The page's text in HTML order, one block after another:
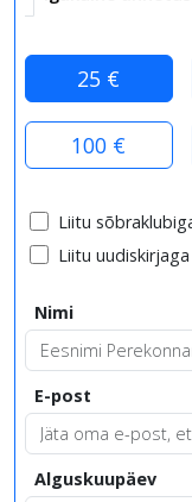
25 €
100 €
Liitu
Liitu uudiskirjaga
Nimi
E-post
Alguskuupäev